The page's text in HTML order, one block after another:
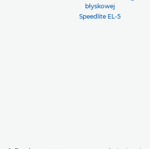
błyskowej
Speedlite EL-5